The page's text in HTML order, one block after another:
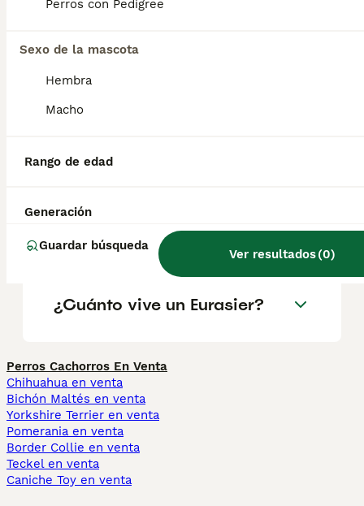
Perros con Pedigree
Sexo de la mascota
Hembra
Macho
Rango de edad
Generación
Guardar búsqueda
Ver resultados(0)
Informarse bien y comparar opciones antes
decisión.
perros?
¿Cómo es la personalidad
del Eurasier?
¿Cuánto vive un Eurasier?
Perros Cachorros En Venta
Chihuahua en venta
Bichón Maltés en venta
Yorkshire Terrier en venta
Pomerania en venta
Border Collie en venta
Teckel en venta
Caniche Toy en venta